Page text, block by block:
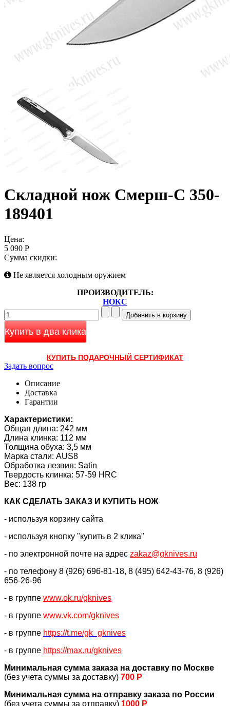
Складной нож Смерш-С 350-
189401
Цена:
5 090 Р
Сумма скидки:
Не является холодным оружием
ПРОИЗВОДИТЕЛЬ:
НОКС
Купить в два клика
КУПИТЬ ПОДАРОЧНЫЙ СЕРТИФИКАТ
Задать вопрос
Описание
Доставка
Гарантии
Характеристики:
Общая длина: 242 мм
Длина клинка: 112 мм
Толщина обуха: 3,5 мм
Марка стали: AUS8
Обработка лезвия: Satin
Твердость клинка: 57-59 HRC
Вес: 138 гр
КАК CДЕЛАТЬ ЗАКАЗ И КУПИТЬ НОЖ
- используя корзину сайта
- используя кнопку "купить в 2 клика"
- по электронной почте на адрес zakaz@gknives.ru
- по телефону 8 (926) 696-81-18, 8 (495) 642-43-76, 8 (926)
656-26-96
- в группе www.ok.ru/gknives
- в группе www.vk.com/gknives
- в группе https://t.me/gk_gknives
- в группе https://max.ru/gknives
Минимальная сумма заказа на доставку по Москве
(без учета суммы за доставку) 700 Р
Минимальная сумма на отправку заказа по России
(без учета суммы за отправку) 1000 Р